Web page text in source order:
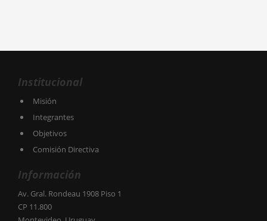
Institucional
Misión
Integrantes
Objetivos
Comisión Directiva
Información
Av. Gral. Rondeau 1908 Piso 1
CP 11.800